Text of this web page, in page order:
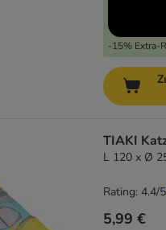
-15% Extra-
TIAKI
L 120 x Ø
5,99 €
Rating: 4.4/5